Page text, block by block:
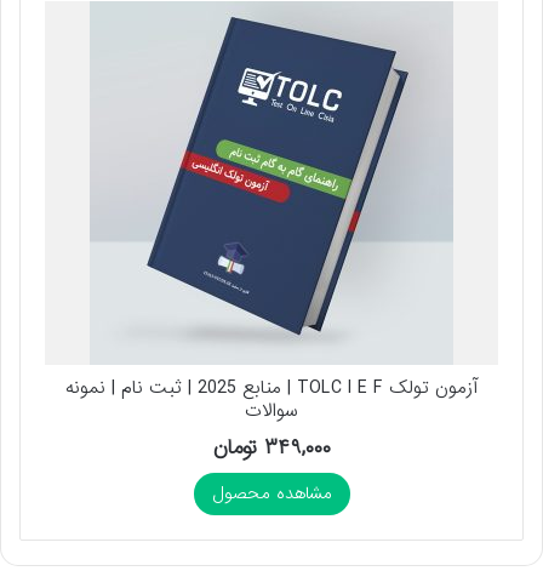
آزمون تولک TOLC I E F | منابع 2025 | ثبت نام | نمونه
سوالات
۳۴۹,۰۰۰ تومان
مشاهده محصول